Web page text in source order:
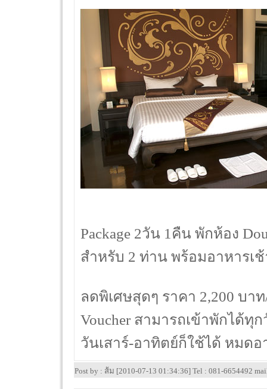
Package 2วัน 1คืน พักห้อง
สำหรับ 2 ท่าน พร้อมอาหารเ
ลดพิเศษสุดๆ ราคา 2,200 บา
Voucher สามารถเข้าพักได้ทุ
วันเสาร์-อาทิตย์ก็ใช้ได้ หมดอ
Post by : ส้ม [2010-07-13 01:34:36] Tel : 081-6654492